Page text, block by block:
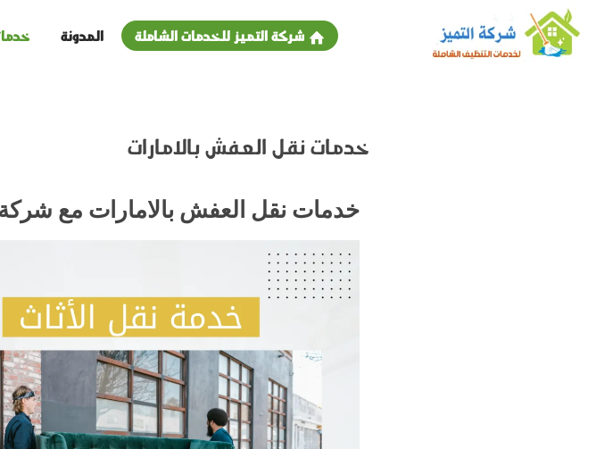
شركة التميز للخدمات الشاملة المدونة
خدمات نقل العفش بالامارات
خدمات نقل العفش بالامارات مع شركة